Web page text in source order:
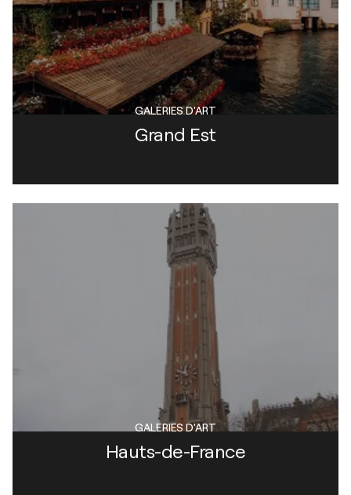
Grand Est
GALERIES D'ART
Hauts-de-France
GALERIES D'ART